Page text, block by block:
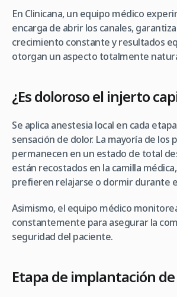
En Clinicana, un equipo médico
encarga de abrir los canales,
crecimiento constante y resultados
otorgan un aspecto totalmente
¿Es doloroso el injerto
Se aplica anestesia local en cada
sensación de dolor. La mayoría de los
permanecen en un estado de total
están recostados en la camilla
prefieren relajarse o dormir durante
Asimismo, el equipo médico
constantemente para asegurar la
seguridad del paciente.
Etapa de implantación